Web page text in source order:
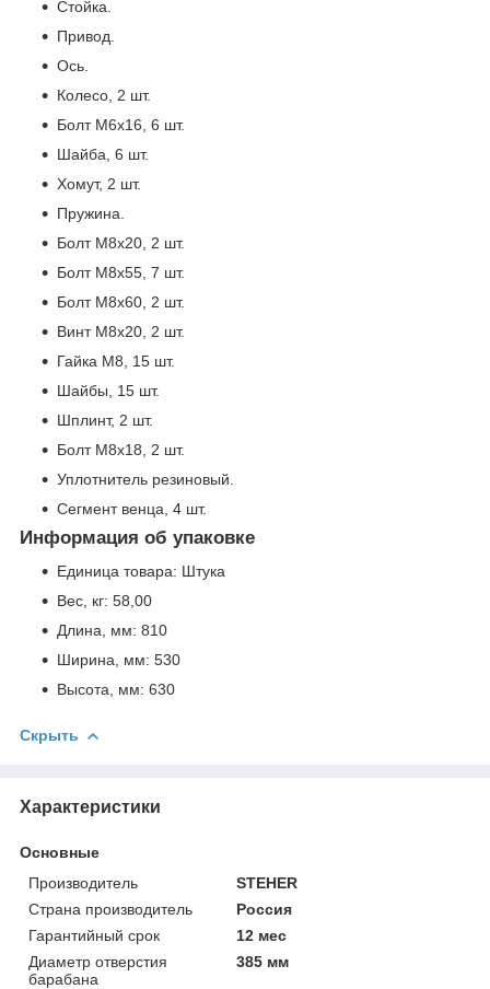
Стойка.
Привод.
Ось.
Колесо, 2 шт.
Болт М6х16, 6 шт.
Шайба, 6 шт.
Хомут, 2 шт.
Пружина.
Болт М8х20, 2 шт.
Болт М8х55, 7 шт.
Болт М8х60, 2 шт.
Винт М8х20, 2 шт.
Гайка М8, 15 шт.
Шайбы, 15 шт.
Шплинт, 2 шт.
Болт М8х18, 2 шт.
Уплотнитель резиновый.
Сегмент венца, 4 шт.
Информация об упаковке
Единица товара: Штука
Вес, кг: 58,00
Длина, мм: 810
Ширина, мм: 530
Высота, мм: 630
Скрыть
Характеристики
Основные
Производитель
STEHER
Страна производитель
Россия
Гарантийный срок
12 мес
Диаметр отверстия
барабана
385 мм